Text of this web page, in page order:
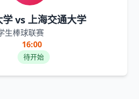
vs 上海交通大学
生棒球联赛
16:00
待开始